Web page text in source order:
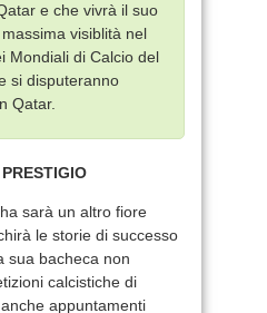
e che vivrà il suo
visiblità nel
Mondiali di Calcio del
si disputeranno
Qatar.
sarà un altro fiore
le storie di successo
sua bacheca non
calcistiche di
appuntamenti